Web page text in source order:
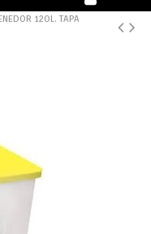
120L. TAPA